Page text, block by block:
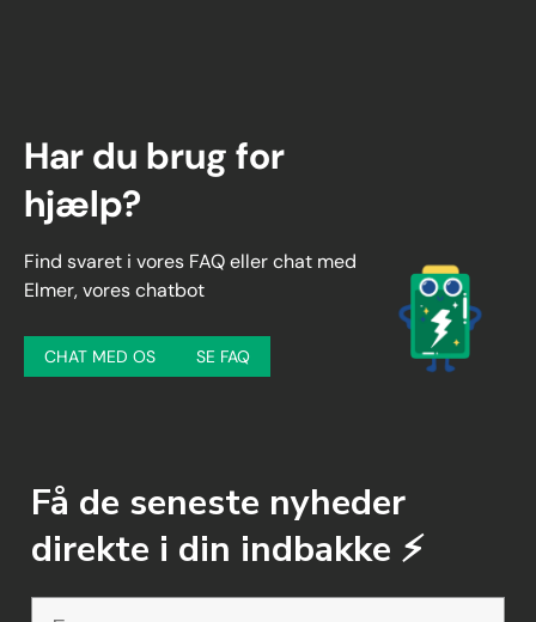
Har du brug for
hjælp?
Find svaret i vores FAQ eller chat med
Elmer, vores chatbot
CHAT MED OS SE FAQ
Få de seneste nyheder
direkte i din indbakke ⚡️